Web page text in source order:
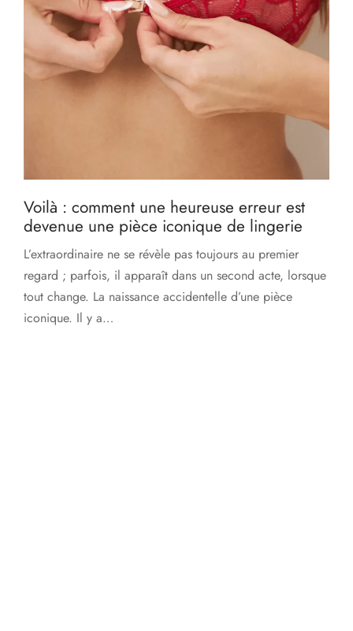
Voilà : comment une heureuse erreur est
devenue une pièce iconique de lingerie
L’extraordinaire ne se révèle pas toujours au premier
regard ; parfois, il apparaît dans un second acte, lorsque
tout change. La naissance accidentelle d’une pièce
iconique. Il y a…